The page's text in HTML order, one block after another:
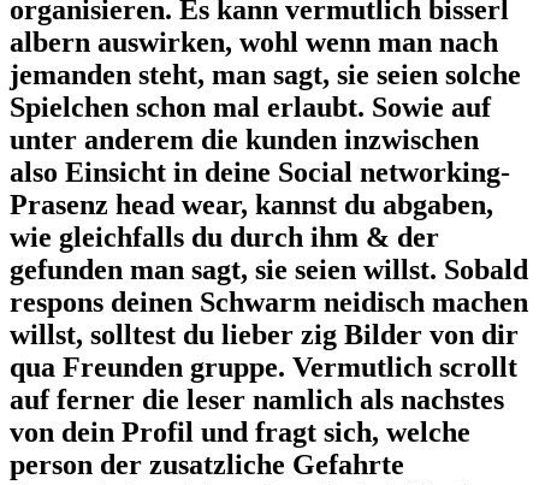
organisieren. Es kann vermutlich bisserl
albern auswirken, wohl wenn man nach
jemanden steht, man sagt, sie seien solche
Spielchen schon mal erlaubt. Sowie auf
unter anderem die kunden inzwischen
also Einsicht in deine Social networking-
Prasenz head wear, kannst du abgaben,
wie gleichfalls du durch ihm & der
gefunden man sagt, sie seien willst. Sobald
respons deinen Schwarm neidisch machen
willst, solltest du lieber zig Bilder von dir
qua Freunden gruppe. Vermutlich scrollt
auf ferner die leser namlich als nachstes
von dein Profil und fragt sich, welche
person der zusatzliche Gefahrte